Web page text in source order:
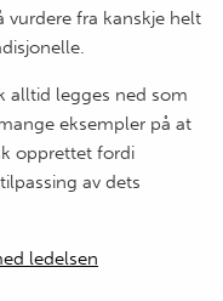
vurdere fra kanskje helt
alltid legges ned som
eksempler på at
opprettet fordi
av dets
ledelsen